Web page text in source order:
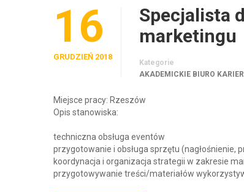
16
GRUDZIEŃ 2018
Specjalista
marketingu
Kategorie
AKADEMICKIE BIURO
Miejsce pracy: Rzeszów
Opis stanowiska:
techniczna obsługa eventów
przygotowanie i obsługa sprzętu (nagłośnienie,
koordynacja i organizacja strategii w zakresie
przygotowywanie treści/materiałów